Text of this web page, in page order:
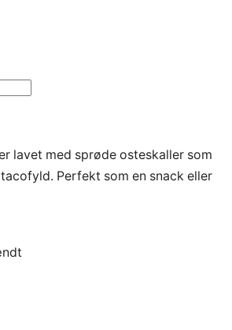
lavet med sprøde osteskaller som
Perfekt som en snack eller